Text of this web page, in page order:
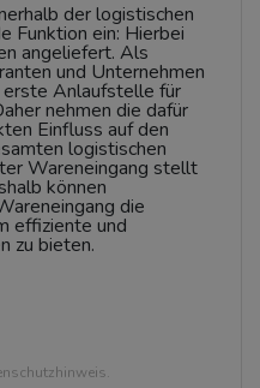
der logistischen
Funktion ein: Hierbei
angeliefert. Als
und Unternehmen
Anlaufstelle für
nehmen die dafür
Einfluss auf den
logistischen
Wareneingang stellt
können
die
effiziente und
zu bieten.